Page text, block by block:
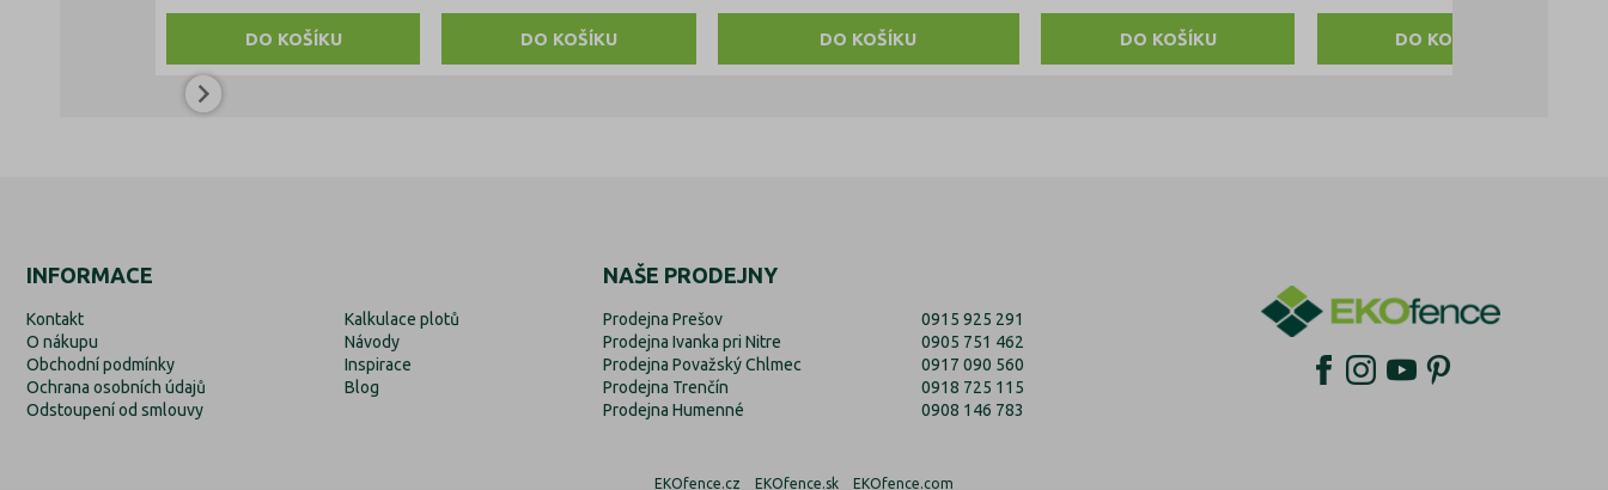
DO KOŠÍKU DO KOŠÍKU DO KOŠÍKU DO KOŠÍKU DO KOŠÍKU
INFORMACE
Kontakt
O nákupu
Obchodní podmínky
Ochrana osobních údajů
Odstoupení od smlouvy
Kalkulace plotů
Návody
Inspirace
Blog
NAŠE PRODEJNY
Prodejna Prešov
Prodejna Ivanka pri Nitre
Prodejna Považský Chlmec
Prodejna Trenčín
Prodejna Humenné
0915 925 291
0905 751 462
0917 090 560
0918 725 115
0908 146 783
EKOfence.cz EKOfence.sk EKOfence.com